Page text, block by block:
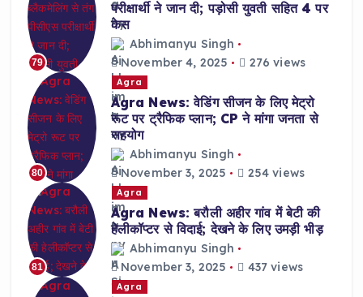
79
परीक्षार्थी ने जान दी; पड़ोसी युवती सहित 4 पर
केस
Abhimanyu Singh
November 4, 2025
276 views
80
Agra
Agra News: वेडिंग सीजन के लिए मेट्रो
रूट पर ट्रैफिक प्लान; CP ने मांगा जनता से
सहयोग
Abhimanyu Singh
November 3, 2025
254 views
81
Agra
Agra News: बरौली अहीर गांव में बेटी की
हेलीकॉप्टर से विदाई; देखने के लिए उमड़ी भीड़
Abhimanyu Singh
November 3, 2025
437 views
Agra